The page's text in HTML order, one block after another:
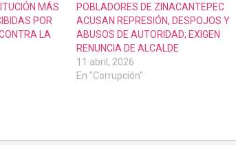
MÁS
POR
LA
POBLADORES DE ZINACANTEPEC
ACUSAN REPRESIÓN, DESPOJOS Y
ABUSOS DE AUTORIDAD; EXIGEN
RENUNCIA DE ALCALDE
11 abril, 2026
En "Corrupción"